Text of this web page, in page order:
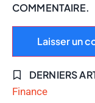
COMMENTAIRE.
DERNIERS
Finance